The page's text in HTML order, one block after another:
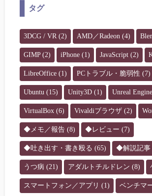
タグ
3DCG / VR (2) AMD／Radeon (4)
GIMP(2) iPhone (1) JavaScript (2)
LibreOffice (1) PCトラブル・脆弱性 (7)
Ubuntu (15) Unity3D (1) Unreal Engine
VirtualBox (6) Vivaldiブラウザ (2)
◆メモ／報告 (8) ◆レビュー (7)
◆吐き出す・書き殴る (65) ◆解説記事
うつ病 (21) アダルトチルドレン (8)
スマートフォン／アプリ (1) ベンチマ